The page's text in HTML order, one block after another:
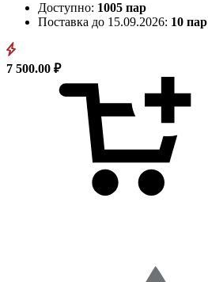
Доступно: 1005 пар
Поставка до 15.09.2026: 10 пар
7 500.00 ₽